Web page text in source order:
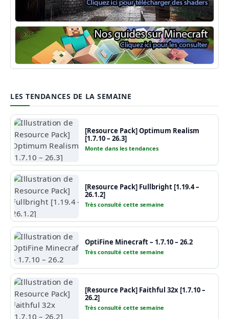
Shaders Minecraft
Guide Minecraft
LES TENDANCES DE LA SEMAINE
[Resource Pack] Optimum Realism
[1.7.10 – 26.3]
Monte dans les tendances
[Resource Pack] Fullbright [1.19.4 –
26.1.2]
Très consulté cette semaine
OptiFine Minecraft – 1.7.10 – 26.2
Très consulté cette semaine
[Resource Pack] Faithful 32x [1.7.10 –
26.2]
Très consulté cette semaine